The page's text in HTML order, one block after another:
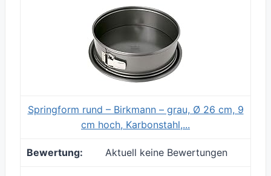
Springform rund – Birkmann – grau, Ø 26 cm, 9
cm hoch, Karbonstahl,...
Aktuell keine Bewertungen